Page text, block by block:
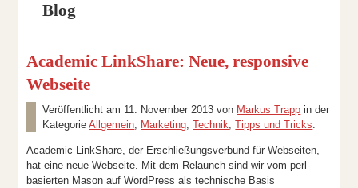
Blog
Academic LinkShare: Neue, responsive
Webseite
Veröffentlicht am 11. November 2013 von Markus Trapp in der
KategorieAllgemein Marketing ,Technik ,Tipps und Tricks
Academic LinkShare, der Erschließungsverbund für Webseiten,
hat eine neue Webseite. Mit dem Relaunch sind wir vom perl-
basierten Mason auf WordPress als technische Basis